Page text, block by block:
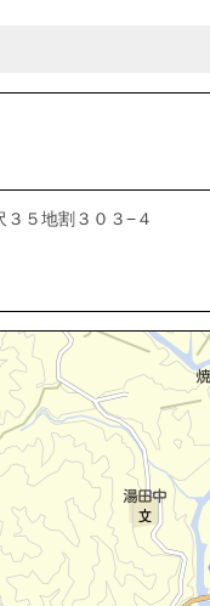
５地割３０３−４